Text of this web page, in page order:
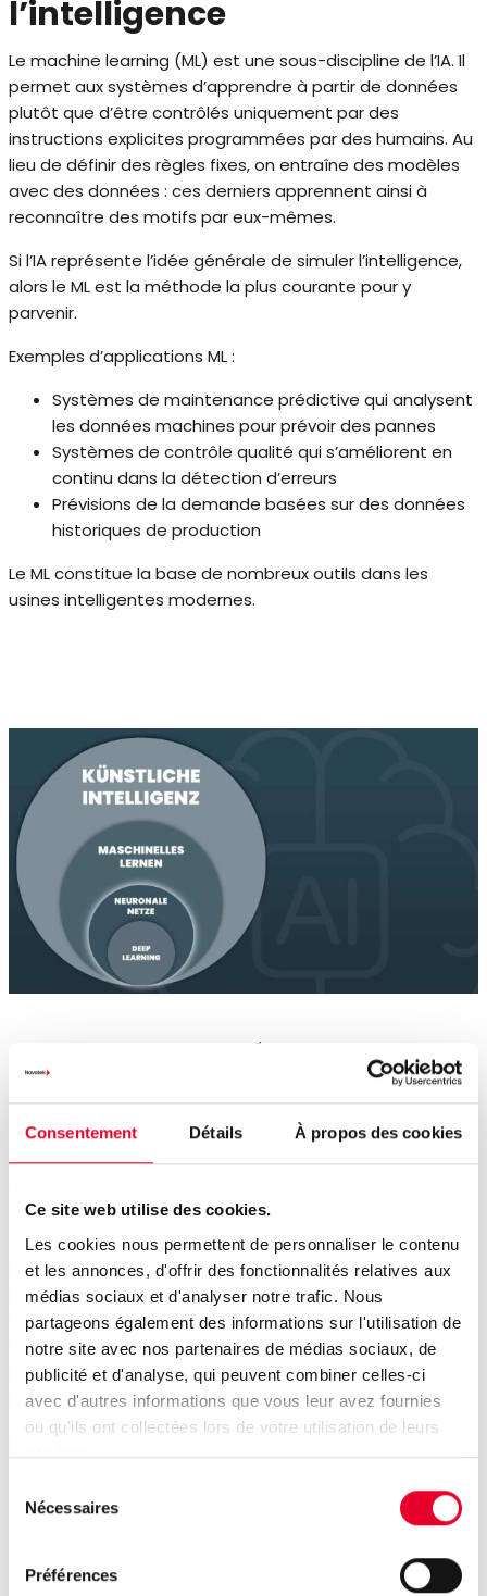
Consentement Détails À propos des cookies
Ce site web utilise des cookies.
Les cookies nous permettent de personnaliser le contenu
et les annonces, d'offrir des fonctionnalités relatives aux
médias sociaux et d'analyser notre trafic. Nous
partageons également des informations sur l'utilisation de
notre site avec nos partenaires de médias sociaux, de
publicité et d'analyse, qui peuvent combiner celles-ci
avec d'autres informations que vous leur avez fournies
ou qu'ils ont collectées lors de votre utilisation de leurs
services.
Nécessaires
Préférences
l’intelligence
Le machine learning (ML) est une sous-discipline de l’IA. Il
permet aux systèmes d’apprendre à partir de données
plutôt que d’être contrôlés uniquement par des
instructions explicites programmées par des humains. Au
lieu de définir des règles fixes, on entraîne des modèles
avec des données : ces derniers apprennent ainsi à
reconnaître des motifs par eux-mêmes.
Si l’IA représente l’idée générale de simuler l’intelligence,
alors le ML est la méthode la plus courante pour y
parvenir.
Exemples d’applications ML :
Systèmes de maintenance prédictive qui analysent
les données machines pour prévoir des pannes
Systèmes de contrôle qualité qui s’améliorent en
continu dans la détection d’erreurs
Prévisions de la demande basées sur des données
historiques de production
Le ML constitue la base de nombreux outils dans les
usines intelligentes modernes.
Couche 3 : Réseaux
neuronaux
Apprendre comme un
cerveau
Les réseaux neuronaux sont une technique ML particulière
inspirée du fonctionnement du cerveau humain. Ils
comportent plusieurs couches de nœuds (semblables à
des neurones) qui traitent l’information de façon
hiérarchique, transfèrent des signaux et s’ajustent
pendant l’apprentissage.
Ils sont particulièrement efficaces pour :
Traiter des données non structurées comme des
complexes